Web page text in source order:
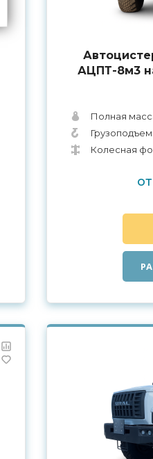
АЦПТ-8м3
Полная
Колесная
от